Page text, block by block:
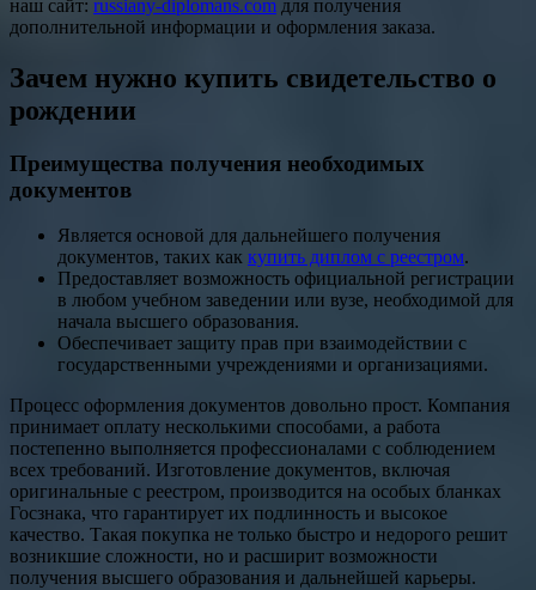
наш сайт: russiany-diplomans.com для получения
дополнительной информации и оформления заказа.
Зачем нужно купить свидетельство о
рождении
Преимущества получения необходимых
документов
Является основой для дальнейшего получения
документов, таких как купить диплом с реестром.
Предоставляет возможность официальной регистрации
в любом учебном заведении или вузе, необходимой для
начала высшего образования.
Обеспечивает защиту прав при взаимодействии с
государственными учреждениями и организациями.
Процесс оформления документов довольно прост. Компания
принимает оплату несколькими способами, а работа
постепенно выполняется профессионалами с соблюдением
всех требований. Изготовление документов, включая
оригинальные с реестром, производится на особых бланках
Госзнака, что гарантирует их подлинность и высокое
качество. Такая покупка не только быстро и недорого решит
возникшие сложности, но и расширит возможности
получения высшего образования и дальнейшей карьеры.